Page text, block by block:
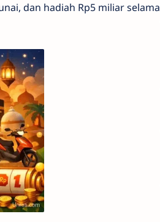
dan hadiah Rp5 miliar selama